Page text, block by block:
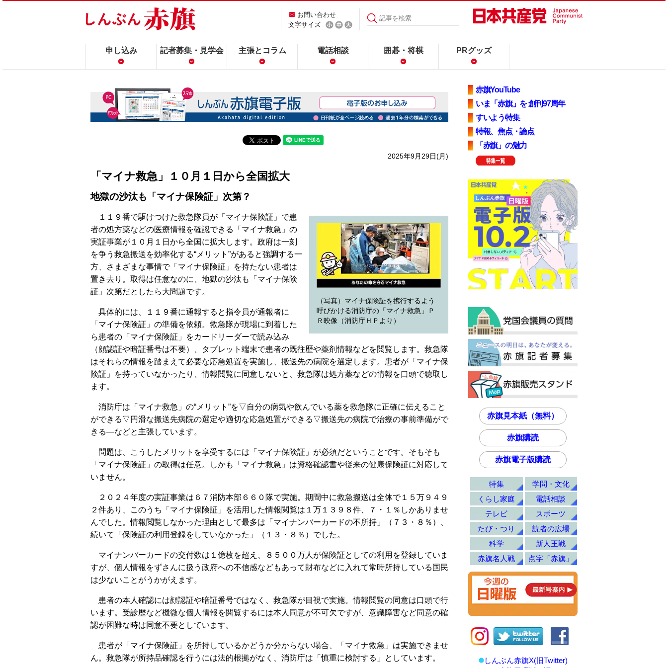
お問い合わせ
文字サイズ
申し込み 記者募集・見学会 主張とコラム 電話相談 囲碁・将棋 PRグッズ
2025年9月29日(月)
「マイナ救急」１０月１日から全国拡大
地獄の沙汰も「マイナ保険証」次第？
（写真）マイナ保険証を携行するよう
呼びかける消防庁の「マイナ救急」Ｐ
Ｒ映像（消防庁ＨＰより）
１１９番で駆けつけた救急隊員が「マイナ保険証」で患
者の処方薬などの医療情報を確認できる「マイナ救急」の
実証事業が１０月１日から全国に拡大します。政府は一刻
を争う救急搬送を効率化する“メリット”があると強調する一
方、さまざまな事情で「マイナ保険証」を持たない患者は
置き去り。取得は任意なのに、地獄の沙汰も「マイナ保険
証」次第だとしたら大問題です。
具体的には、１１９番に通報すると指令員が通報者に
「マイナ保険証」の準備を依頼。救急隊が現場に到着した
ら患者の「マイナ保険証」をカードリーダーで読み込み
（顔認証や暗証番号は不要）、タブレット端末で患者の既往歴や薬剤情報などを閲覧します。救急隊
はそれらの情報を踏まえて必要な応急処置を実施し、搬送先の病院を選定します。患者が「マイナ保
険証」を持っていなかったり、情報閲覧に同意しないと、救急隊は処方薬などの情報を口頭で聴取し
ます。
消防庁は「マイナ救急」の“メリット”を▽自分の病気や飲んでいる薬を救急隊に正確に伝えること
ができる▽円滑な搬送先病院の選定や適切な応急処置ができる▽搬送先の病院で治療の事前準備がで
きる―などと主張しています。
問題は、こうしたメリットを享受するには「マイナ保険証」が必須だということです。そもそも
「マイナ保険証」の取得は任意。しかも「マイナ救急」は資格確認書や従来の健康保険証に対応して
いません。
２０２４年度の実証事業は６７消防本部６６０隊で実施。期間中に救急搬送は全体で１５万９４９
２件あり、このうち「マイナ保険証」を活用した情報閲覧は１万１３９８件、７・１％しかありませ
んでした。情報閲覧しなかった理由として最多は「マイナンバーカードの不所持」（７３・８％）、
続いて「保険証の利用登録をしていなかった」（１３・８％）でした。
マイナンバーカードの交付数は１億枚を超え、８５００万人が保険証としての利用を登録していま
すが、個人情報をずさんに扱う政府への不信感などもあって財布などに入れて常時所持している国民
は少ないことがうかがえます。
患者の本人確認には顔認証や暗証番号ではなく、救急隊が目視で実施。情報閲覧の同意は口頭で行
います。受診歴など機微な個人情報を閲覧するには本人同意が不可欠ですが、意識障害など同意の確
認が困難な時は同意不要としています。
患者が「マイナ保険証」を所持しているかどうか分からない場合、「マイナ救急」は実施できませ
ん。救急隊が所持品確認を行うには法的根拠がなく、消防庁は「慎重に検討する」としています。
赤旗YouTube
いま「赤旗」を 創刊97周年
すいよう特集
特報、焦点・論点
「赤旗」の魅力
赤旗見本紙（無料）
赤旗購読
赤旗電子版購読
特集
学問・文化
くらし家庭
電話相談
テレビ
スポーツ
たび・つり
読者の広場
科学
新人王戦
赤旗名人戦
点字「赤旗」
しんぶん赤旗X(旧Twitter)